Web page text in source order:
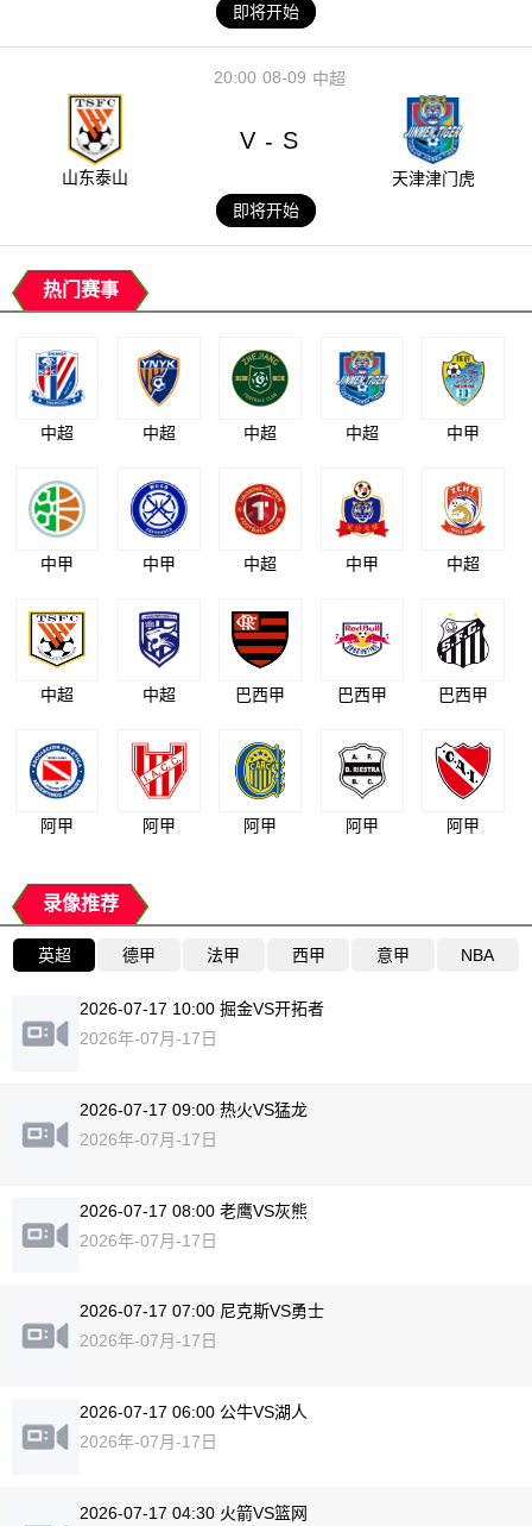
即将开始
08-09
20:00 中超
山东泰山
V - S
天津津门虎
即将开始
热门赛事
中超 中超 中超 中超 中甲
中甲 中甲 中超 中甲 中超
中超 中超 巴西甲 巴西甲 巴西甲
阿甲 阿甲 阿甲 阿甲 阿甲
录像推荐
英超 德甲 法甲 西甲 意甲 NBA
2026-07-17 10:00 掘金VS开拓者
2026年-07月-17日
2026-07-17 09:00 热火VS猛龙
2026年-07月-17日
2026-07-17 08:00 老鹰VS灰熊
2026年-07月-17日
2026-07-17 07:00 尼克斯VS勇士
2026年-07月-17日
2026-07-17 06:00 公牛VS湖人
2026年-07月-17日
2026-07-17 04:30 火箭VS篮网